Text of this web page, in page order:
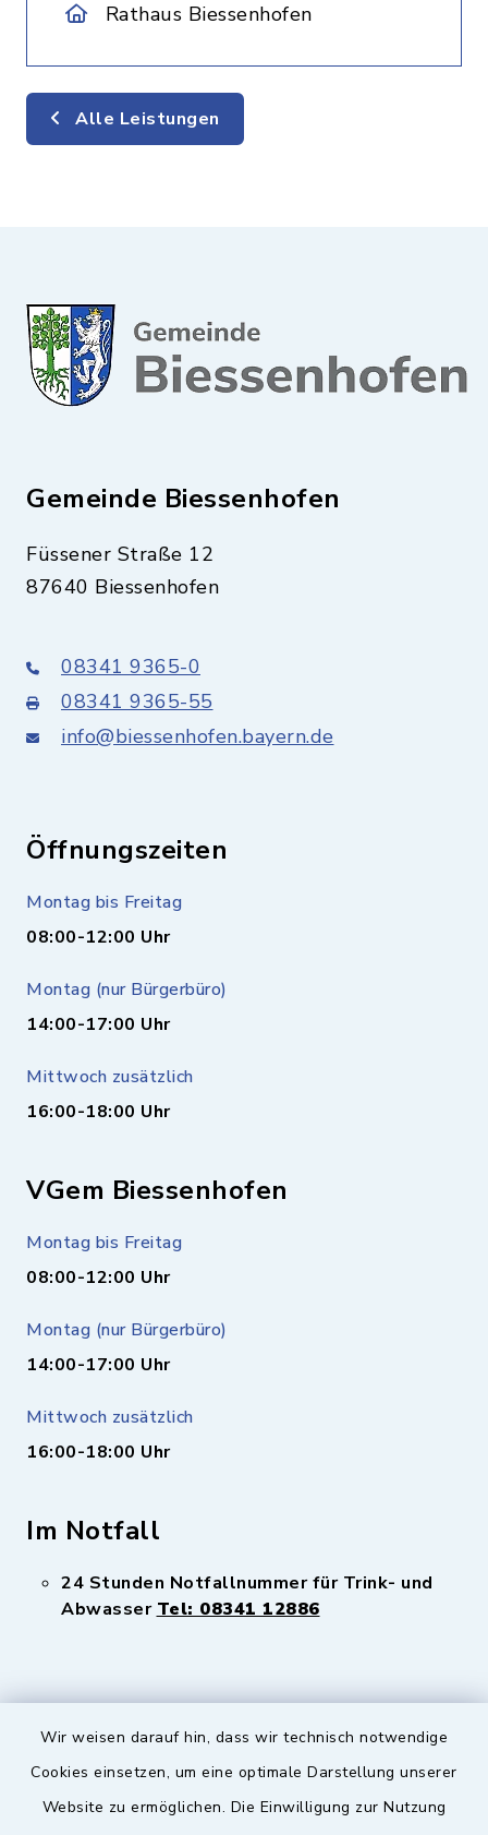
Wir weisen darauf hin, dass wir technisch notwendige
Cookies einsetzen, um eine optimale Darstellung unserer
Website zu ermöglichen. Die Einwilligung zur Nutzung
Rathaus Biessenhofen
Alle Leistungen
Gemeinde Biessenhofen
Füssener Straße 12
87640 Biessenhofen
08341 9365-0
08341 9365-55
info@biessenhofen.bayern.de
Öffnungszeiten
Montag bis Freitag
08:00-12:00 Uhr
Montag (nur Bürgerbüro)
14:00-17:00 Uhr
Mittwoch zusätzlich
16:00-18:00 Uhr
VGem Biessenhofen
Montag bis Freitag
08:00-12:00 Uhr
Montag (nur Bürgerbüro)
14:00-17:00 Uhr
Mittwoch zusätzlich
16:00-18:00 Uhr
Im Notfall
24 Stunden Notfallnummer für Trink- und
Abwasser Tel: 08341 12886
Sicherer Kontakt